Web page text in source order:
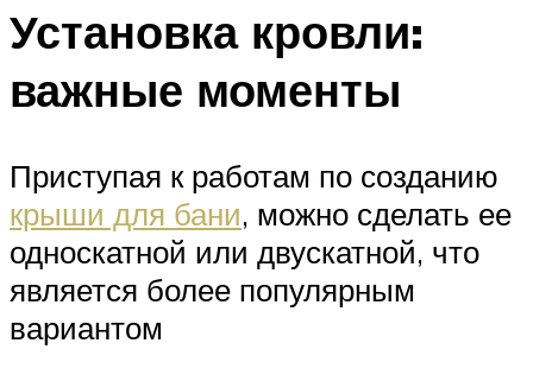
Установка кровли:
важные моменты
Приступая к работам по созданию
крыши для бани, можно сделать ее
односкатной или двускатной, что
является более популярным
вариантом